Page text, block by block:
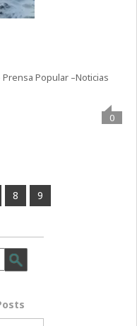
Popular –Noticias
0
8 9